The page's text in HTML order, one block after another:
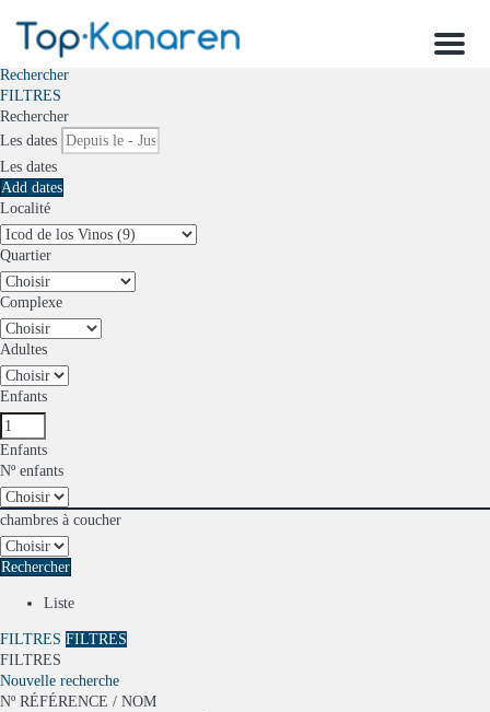
Menu
Rechercher
FILTRES
Rechercher
Les dates
Les dates
Add dates
Localité
Quartier
Complexe
Adultes
Enfants
Enfants
Nº enfants
chambres à coucher
Rechercher
Liste
FILTRES FILTRES
FILTRES
Nouvelle recherche
Nº RÉFÉRENCE / NOM